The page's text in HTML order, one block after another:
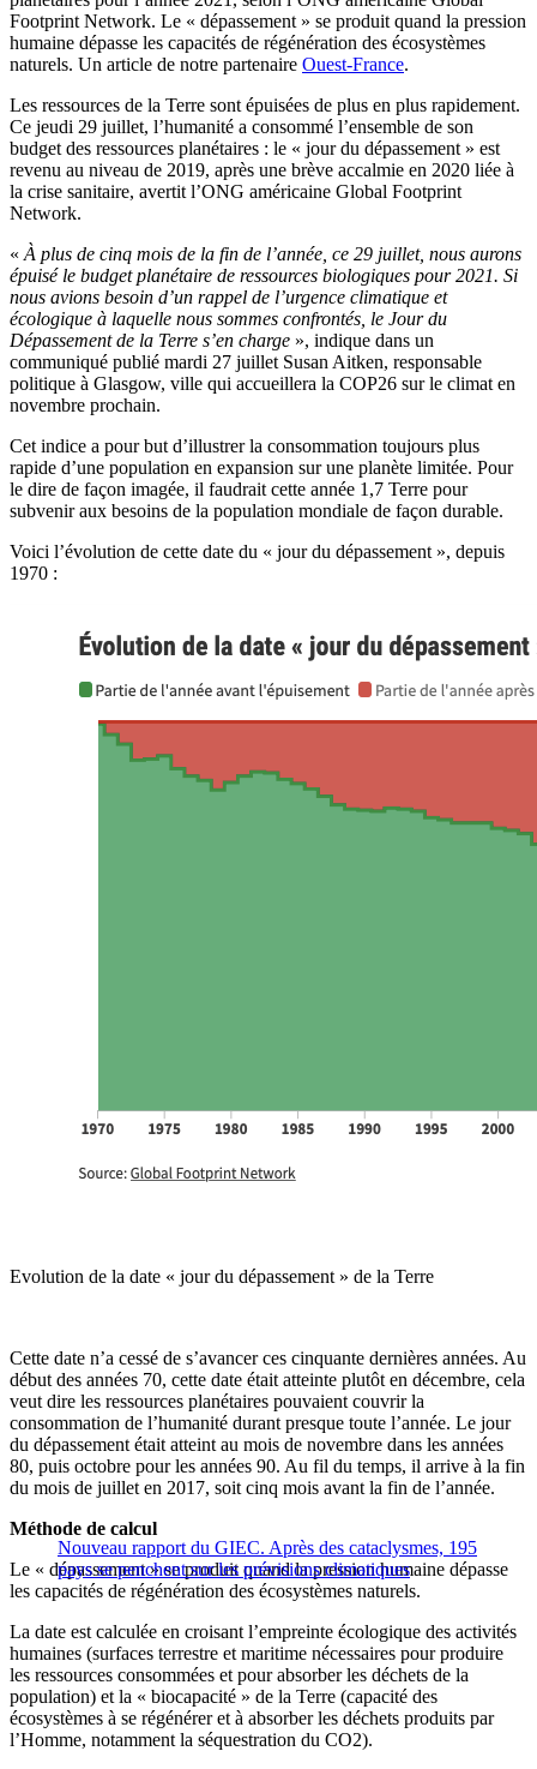
Footprint Network. Le « dépassement » se produit quand la pression
humaine dépasse les capacités de régénération des écosystèmes
naturels. Un article de notre partenaire Ouest-France.
Les ressources de la Terre sont épuisées de plus en plus rapidement.
Ce jeudi 29 juillet, l’humanité a consommé l’ensemble de son
budget des ressources planétaires : le « jour du dépassement » est
revenu au niveau de 2019, après une brève accalmie en 2020 liée à
la crise sanitaire, avertit l’ONG américaine Global Footprint
Network.
« À plus de cinq mois de la fin de l’année, ce 29 juillet, nous aurons
épuisé le budget planétaire de ressources biologiques pour 2021. Si
nous avions besoin d’un rappel de l’urgence climatique et
écologique à laquelle nous sommes confrontés, le Jour du
Dépassement de la Terre s’en charge », indique dans un
communiqué publié mardi 27 juillet Susan Aitken, responsable
politique à Glasgow, ville qui accueillera la COP26 sur le climat en
novembre prochain.
Cet indice a pour but d’illustrer la consommation toujours plus
rapide d’une population en expansion sur une planète limitée. Pour
le dire de façon imagée, il faudrait cette année 1,7 Terre pour
subvenir aux besoins de la population mondiale de façon durable.
Voici l’évolution de cette date du « jour du dépassement », depuis
1970 :
Evolution de la date « jour du dépassement » de la Terre
Cette date n’a cessé de s’avancer ces cinquante dernières années. Au
début des années 70, cette date était atteinte plutôt en décembre, cela
veut dire les ressources planétaires pouvaient couvrir la
consommation de l’humanité durant presque toute l’année. Le jour
du dépassement était atteint au mois de novembre dans les années
80, puis octobre pour les années 90. Au fil du temps, il arrive à la fin
du mois de juillet en 2017, soit cinq mois avant la fin de l’année.
Nouveau rapport du GIEC. Après des cataclysmes, 195
pays se penchent sur les prévisions climatiques
Méthode de calcul
Le « dépassement » se produit quand la pression humaine dépasse
les capacités de régénération des écosystèmes naturels.
La date est calculée en croisant l’empreinte écologique des activités
humaines (surfaces terrestre et maritime nécessaires pour produire
les ressources consommées et pour absorber les déchets de la
population) et la « biocapacité » de la Terre (capacité des
écosystèmes à se régénérer et à absorber les déchets produits par
l’Homme, notamment la séquestration du CO2).